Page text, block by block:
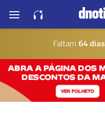
Faltam 64 dias